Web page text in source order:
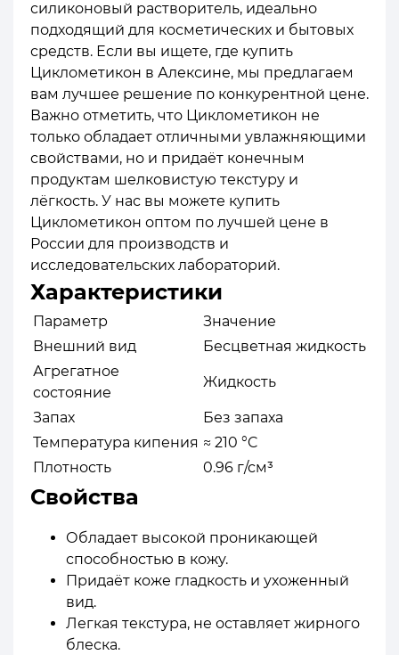
силиконовый растворитель, идеально
подходящий для косметических и бытовых
средств. Если вы ищете, где купить
Циклометикон в Алексине, мы предлагаем
вам лучшее решение по конкурентной цене.
Важно отметить, что Циклометикон не
только обладает отличными увлажняющими
свойствами, но и придаёт конечным
продуктам шелковистую текстуру и
лёгкость. У нас вы можете купить
Циклометикон оптом по лучшей цене в
России для производств и
исследовательских лабораторий.
Характеристики
Параметр
Значение
Внешний вид
Бесцветная жидкость
Агрегатное
состояние
Жидкость
Запах
Без запаха
Температура кипения ≈ 210 °C
Плотность
0.96 г/см³
Свойства
Обладает высокой проникающей
способностью в кожу.
Придаёт коже гладкость и ухоженный
вид.
Легкая текстура, не оставляет жирного
блеска.